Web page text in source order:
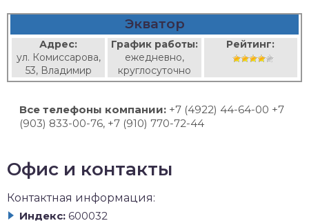
Экватор
Адрес:
ул. Комиссарова,
53, Владимир
График работы:
ежедневно,
круглосуточно
Рейтинг:
Все телефоны компании: +7 (4922) 44-64-00 +7
(903) 833-00-76, +7 (910) 770-72-44
Офис и контакты
Контактная информация:
Индекс: 600032